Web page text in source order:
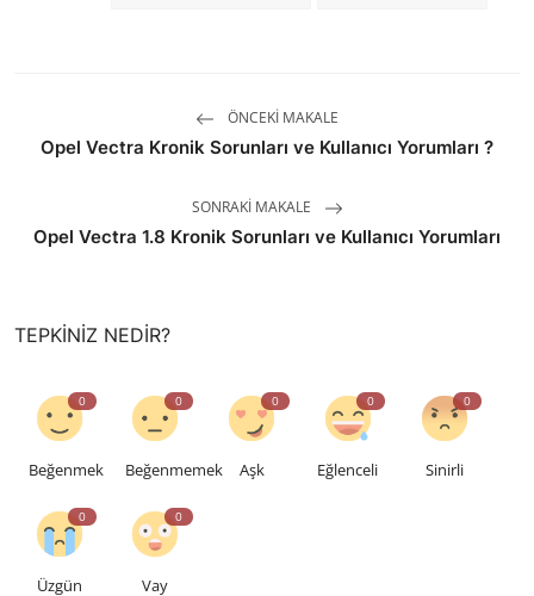
ÖNCEKI MAKALE
Opel Vectra Kronik Sorunları ve Kullanıcı Yorumları ?
SONRAKI MAKALE
Opel Vectra 1.8 Kronik Sorunları ve Kullanıcı Yorumları
TEPKINIZ NEDIR?
0
Beğenmek
0
Beğenmemek
0
Aşk
0
Eğlenceli
0
Sinirli
0
Üzgün
0
Vay